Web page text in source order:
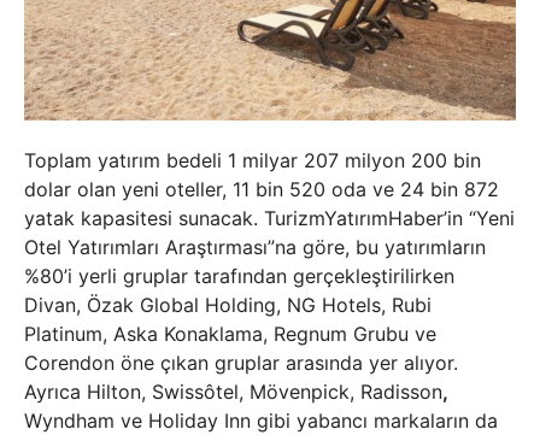
Toplam yatırım bedeli 1 milyar 207 milyon 200 bin
dolar olan yeni oteller, 11 bin 520 oda ve 24 bin 872
yatak kapasitesi sunacak. TurizmYatırımHaber’in “Yeni
Otel Yatırımları Araştırması”na göre, bu yatırımların
%80’i yerli gruplar tarafından gerçekleştirilirken
Divan, Özak Global Holding, NG Hotels, Rubi
Platinum, Aska Konaklama, Regnum Grubu ve
Corendon öne çıkan gruplar arasında yer alıyor.
Ayrıca Hilton, Swissôtel, Mövenpick, Radisson,
Wyndham ve Holiday Inn gibi yabancı markaların da